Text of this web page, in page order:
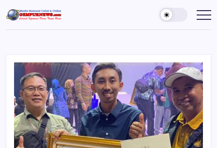
to
content
Gempur
News
Jelajah
Dunia